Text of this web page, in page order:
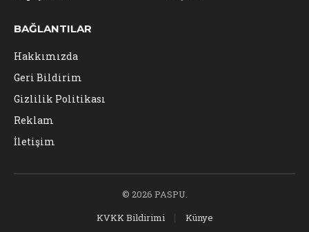
BAĞLANTILAR
Hakkımızda
Geri Bildirim
Gizlilik Politikası
Reklam
İletişim
© 2026 PASPU.
KVKK Bildirimi
Künye